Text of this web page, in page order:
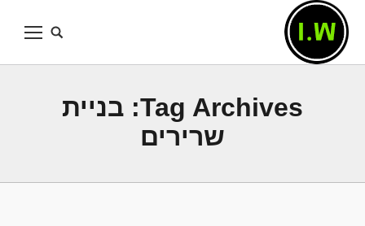
Tag Archives: בניית
שרירים